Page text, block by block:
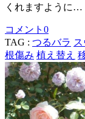
くれますように…
コメント 0
TAG : つるバラ
根傷み 植え替え